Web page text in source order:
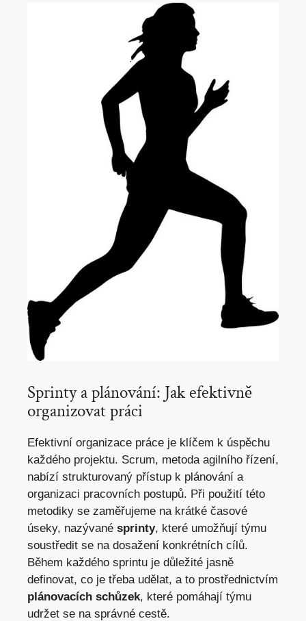
Sprinty a plánování: Jak efektivně
organizovat práci
Efektivní organizace práce je klíčem k úspěchu
každého projektu. Scrum, metoda agilního řízení,
nabízí strukturovaný přístup k plánování a
organizaci pracovních postupů. Při použití této
metodiky se zaměřujeme na krátké časové
úseky, nazývané sprinty, které umožňují týmu
soustředit se na dosažení konkrétních cílů.
Během každého sprintu je důležité jasně
definovat, co je třeba udělat, a to prostřednictvím
plánovacích schůzek, které pomáhají týmu
udržet se na správné cestě.